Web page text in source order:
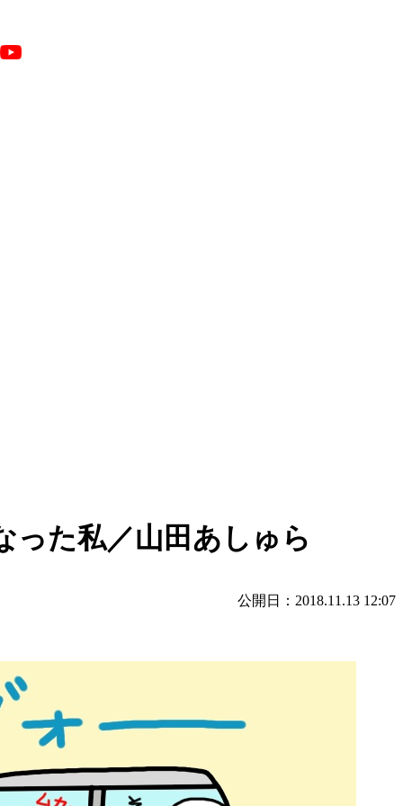
った私／山田あしゅら
公開日：2018.11.13 12:07